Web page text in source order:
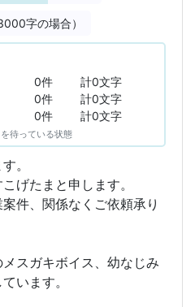
字の場合）
0件
計0文字
0件
計0文字
0件 計0文字
待っている状態
。
げたまと申します。
件、関係なくご依頼承り
スガキボイス、幼なじみ
います。